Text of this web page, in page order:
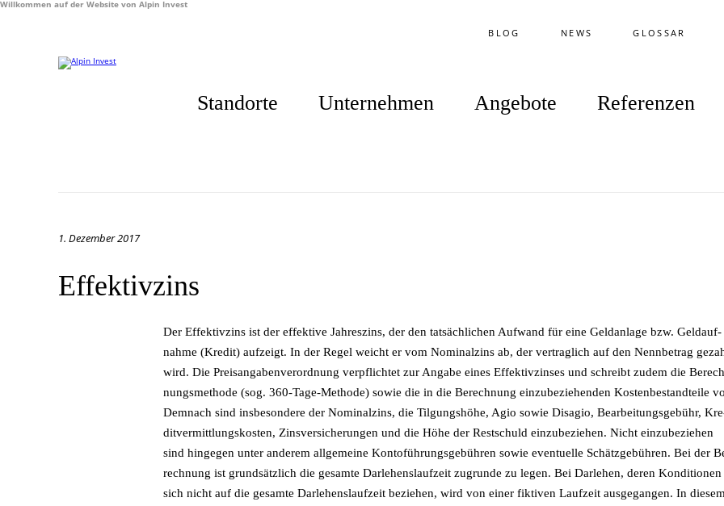
Willkommen auf der Website von Alpin Invest
BLOG NEWS GLOSSAR
Standorte Unternehmen Angebote Referenzen
1. Dezember 2017
Effektivzins
Der Ef­fek­tiv­zins ist der ef­fek­ti­ve Jah­res­zins, der den tat­säch­li­chen Auf­wand für eine Geld­an­la­ge bzw. Geld­auf­
nah­me (Kre­dit) auf­zeigt. In der Re­gel weicht er vom No­mi­nal­zins ab, der ver­trag­lich auf den Nenn­be­trag
wird. Die Preis­an­ga­ben­ver­ord­nung ver­pflich­tet zur An­ga­be ei­nes Ef­fek­tiv­zin­ses und schreibt zu­dem die
nungs­me­tho­de (sog. 360-Tage-Me­tho­de) so­wie die in die Be­rech­nung ein­zu­be­zie­hen­den Kos­ten­be­stand­tei­le
Dem­nach sind ins­be­son­de­re der No­mi­nal­zins, die Til­gungs­hö­he, Agio so­wie Dis­agio, Be­ar­bei­tungs­ge­bühr,
dit­ver­mitt­lungs­kos­ten, Zins­ver­si­che­run­gen und die Höhe der Rest­schuld ein­zu­be­zie­hen. Nicht ein­zu­be­zie­hen
sind hin­ge­gen un­ter an­de­rem all­ge­mei­ne Kon­to­füh­rungs­ge­büh­ren so­wie even­tu­el­le Schätz­ge­büh­ren. Bei der
rech­nung ist grund­sätz­lich die ge­sam­te Dar­le­hens­lauf­zeit zu­grun­de zu le­gen. Bei Dar­le­hen, de­ren Kon­di­tio­nen
sich nicht auf die ge­sam­te Dar­le­hens­lauf­zeit be­zie­hen, wird von ei­ner fik­ti­ven Lauf­zeit aus­ge­gan­gen. In die­sem